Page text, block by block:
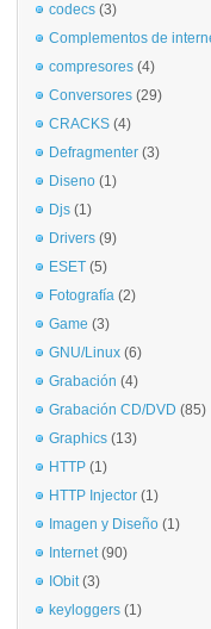
codecs (3)
Complementos de
compresores (4)
Conversores (29)
CRACKS (4)
Defragmenter (3)
Diseno (1)
Djs (1)
Drivers (9)
ESET (5)
Fotografía (2)
Game (3)
GNU/Linux (6)
Grabación (4)
Grabación CD/DVD (85)
Graphics (13)
HTTP (1)
HTTP Injector (1)
Imagen y Diseño (1)
Internet (90)
IObit (3)
keyloggers (1)